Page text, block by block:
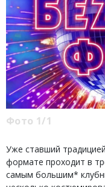
Фото 1/1
Уже ставший
формате проходит в
самым большим*